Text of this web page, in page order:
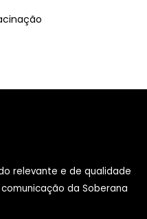
relevante e de qualidade
da Soberana